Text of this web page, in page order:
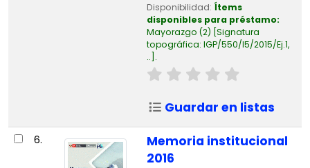
Disponibilidad: Ítems
disponibles para préstamo:
Mayorazgo (2) Signatura
topográfica: IGP/550/I5/2015/Ej.1,
.. .
Guardar en listas
6.
Memoria institucional
2016